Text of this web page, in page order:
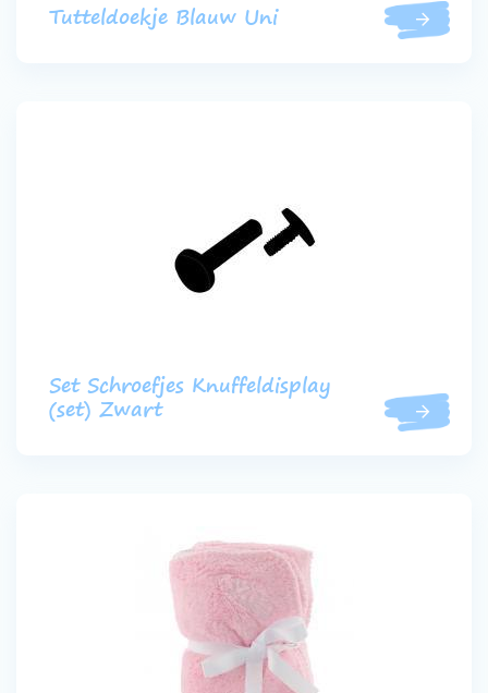
Tutteldoekje Blauw Uni
Set Schroefjes Knuffeldisplay
(set) Zwart